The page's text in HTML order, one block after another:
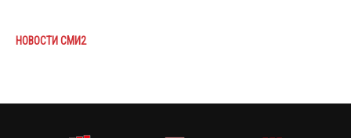
НОВОСТИ СМИ2